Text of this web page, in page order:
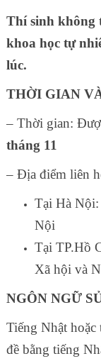
Thí sinh không
khoa học tự
lúc.
THỜI GIAN
– Thời gian:
tháng 11
– Địa điểm liên
Tại Hà
Nội
Tại TP.Hồ
Xã hội và
NGÔN NGỮ
Tiếng Nhật
đề bằng tiếng